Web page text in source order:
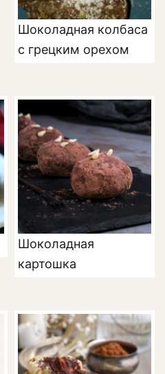
Шоколадная колбаса
с грецким орехом
Шоколадная
картошка